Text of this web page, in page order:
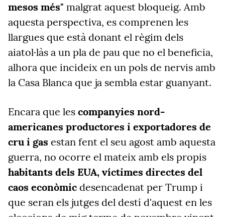
mesos més" malgrat aquest bloqueig. Amb
aquesta perspectiva, es comprenen les
llargues que està donant el règim dels
aiatol·làs a un pla de pau que no el beneficia,
alhora que incideix en un pols de nervis amb
la Casa Blanca que ja sembla estar guanyant.
Encara que les companyies nord-
americanes productores i exportadores de
cru i gas estan fent el seu agost amb aquesta
guerra, no ocorre el mateix amb els propis
habitants dels EUA, víctimes directes del
caos econòmic desencadenat per Trump i
que seran els jutges del destí d'aquest en les